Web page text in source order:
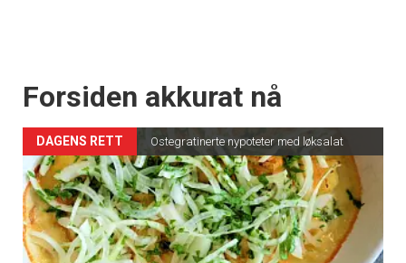
Forsiden akkurat nå
DAGENS RETT Ostegratinerte nypoteter med løksalat